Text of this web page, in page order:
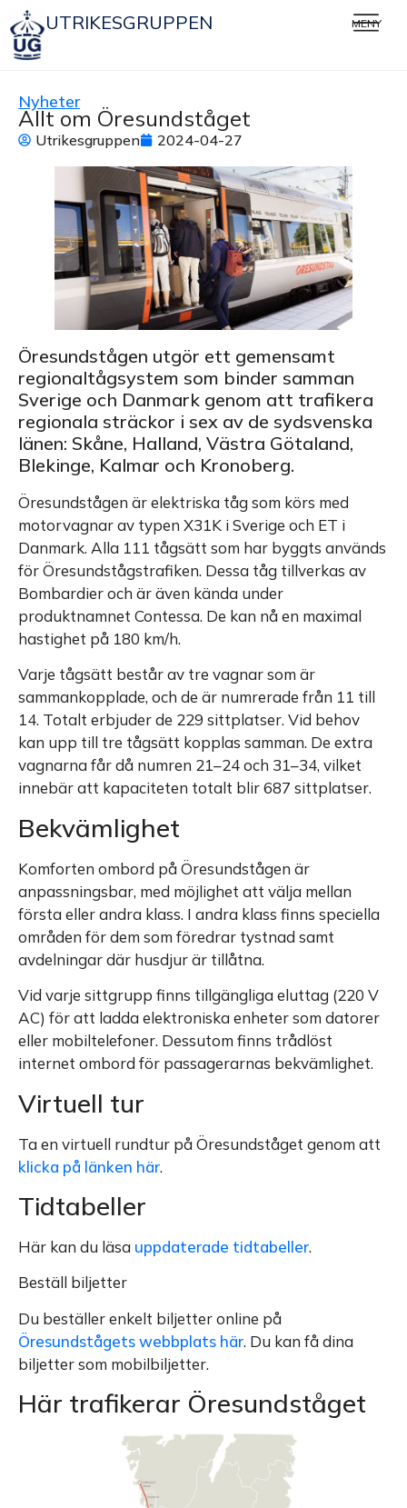
UTRIKESGRUPPEN MENY
Nyheter
Allt om Öresundståget
Utrikesgruppen 2024-04-27
Öresundstågen utgör ett gemensamt
regionaltågsystem som binder samman
Sverige och Danmark genom att trafikera
regionala sträckor i sex av de sydsvenska
länen: Skåne, Halland, Västra Götaland,
Blekinge, Kalmar och Kronoberg.
Öresundstågen är elektriska tåg som körs med
motorvagnar av typen X31K i Sverige och ET i
Danmark. Alla 111 tågsätt som har byggts används
för Öresundstågstrafiken. Dessa tåg tillverkas av
Bombardier och är även kända under
produktnamnet Contessa. De kan nå en maximal
hastighet på 180 km/h.
Varje tågsätt består av tre vagnar som är
sammankopplade, och de är numrerade från 11 till
14. Totalt erbjuder de 229 sittplatser. Vid behov
kan upp till tre tågsätt kopplas samman. De extra
vagnarna får då numren 21–24 och 31–34, vilket
innebär att kapaciteten totalt blir 687 sittplatser.
Bekvämlighet
Komforten ombord på Öresundstågen är
anpassningsbar, med möjlighet att välja mellan
första eller andra klass. I andra klass finns speciella
områden för dem som föredrar tystnad samt
avdelningar där husdjur är tillåtna.
Vid varje sittgrupp finns tillgängliga eluttag (220 V
AC) för att ladda elektroniska enheter som datorer
eller mobiltelefoner. Dessutom finns trådlöst
internet ombord för passagerarnas bekvämlighet.
Virtuell tur
Ta en virtuell rundtur på Öresundståget genom att
klicka på länken här.
Tidtabeller
Här kan du läsa uppdaterade tidtabeller.
Beställ biljetter
Du beställer enkelt biljetter online på
Öresundstågets webbplats här. Du kan få dina
biljetter som mobilbiljetter.
Här trafikerar Öresundståget